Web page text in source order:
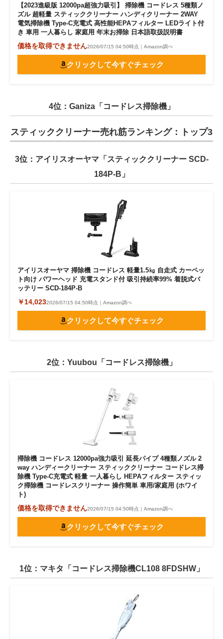
【2023進級版 12000pa超強力吸引】 掃除機 コードレス 5種類ノ
ズル 超軽量 スティッククリーナー ハンディクリーナー 2WAY
電気掃除機 Type-C充電式 高性能HEPAフィルター LEDライト付
き 車用 一人暮らし 家庭用 年末お掃除 日本語取扱説明書
価格を取得できません2026/07/15 04:50時点｜Amazon調べ
クリックして今すぐチェック
4位：Ganiza「コードレス掃除機」
スティッククリーナー売れ筋ランキング：トップ3
3位：アイリスオーヤマ「スティッククリーナー SCD-
184P-B」
アイリスオーヤマ 掃除機 コードレス 軽量1.5㎏ 自走式 カーペッ
ト向け パワーヘッド 充電スタンド付 吸引持続率99% 着脱式バ
ッテリー SCD-184P-B
￥14,0232026/07/15 04:50時点｜Amazon調べ
クリックして今すぐチェック
2位：Yuubou「コードレス掃除機」
掃除機 コードレス 12000pa強力吸引 延長パイプ 4種類ノズル 2
way ハンディークリーナー スティッククリーナー コードレス掃
除機 Type-C充電式 軽量 一人暮らし HEPAフィルター スティッ
ク掃除機 コードレスクリーナー 操作簡単 車用/家庭用 (ホワイ
ト)
価格を取得できません2026/07/15 04:50時点｜Amazon調べ
クリックして今すぐチェック
1位：マキタ「コードレス掃除機CL108 8FDSHW」